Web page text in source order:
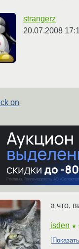
strangerz
20.07.2008
on
а что,
isden